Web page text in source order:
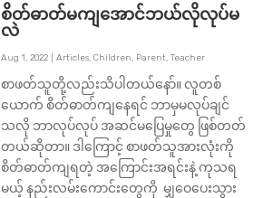
စိတ်ဓာတ်မကျအောင်ဘယ်လိုလုပ်မ
လဲ
Aug 1, 2022| Articles, Children, Parent, Teacher
စာဖတ်သူတို့လည်းသိပါတယ်နော်။ လူတစ်
ယောက် စိတ်ဓာတ်ကျနေရင် ဘာမှမလုပ်ချင်
သလို ဘာလုပ်လုပ် အဆင်မပြေမှုတွေ ဖြစ်တတ်
တယ်ဆိုတာ။ ဒါကြောင့် စာဖတ်သူအားလုံးကို
စိတ်ဓာတ်ကျရတဲ့ အကြောင်းအရင်းနဲ့ ကုသရ
မယ့် နည်းလမ်းကောင်းတွေကို မျှဝေပေးသွား